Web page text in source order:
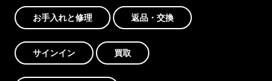
お手入れと修理 返品・交換
サインイン 買取